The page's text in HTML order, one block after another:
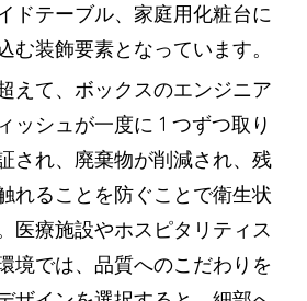
ドテーブル、家庭用化粧台に
む装飾要素となっています。
えて、ボックスのエンジニア
ッシュが一度に 1 つずつ取り
され、廃棄物が削減され、残
れることを防ぐことで衛生状
医療施設やホスピタリティス
境では、品質へのこだわりを